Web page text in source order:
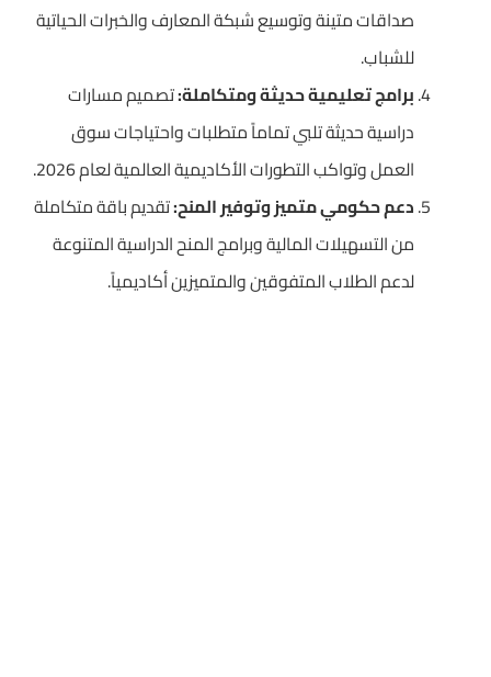
صداقات متينة وتوسيع شبكة المعارف والخبرات الحياتية
للشباب.
برامج تعليمية حديثة ومتكاملة:تصميم مسارات
دراسية حديثة تلبي تماماً متطلبات واحتياجات سوق
العمل وتواكب التطورات الأكاديمية العالمية لعام 2026.
دعم حكومي متميز وتوفير المنح:تقديم باقة متكاملة
من التسهيلات المالية وبرامج المنح الدراسية المتنوعة
لدعم الطلاب المتفوقين والمتميزين أكاديمياً.